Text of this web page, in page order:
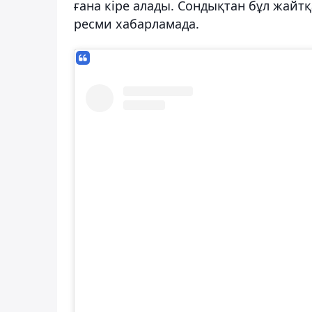
ғана кіре алады. Сондықтан бұл
ресми хабарламада.